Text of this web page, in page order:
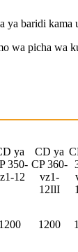
ya baridi
picha wa
ya
350-
12
CD ya
CP 360-
vz1-
12IlI
1200 1200